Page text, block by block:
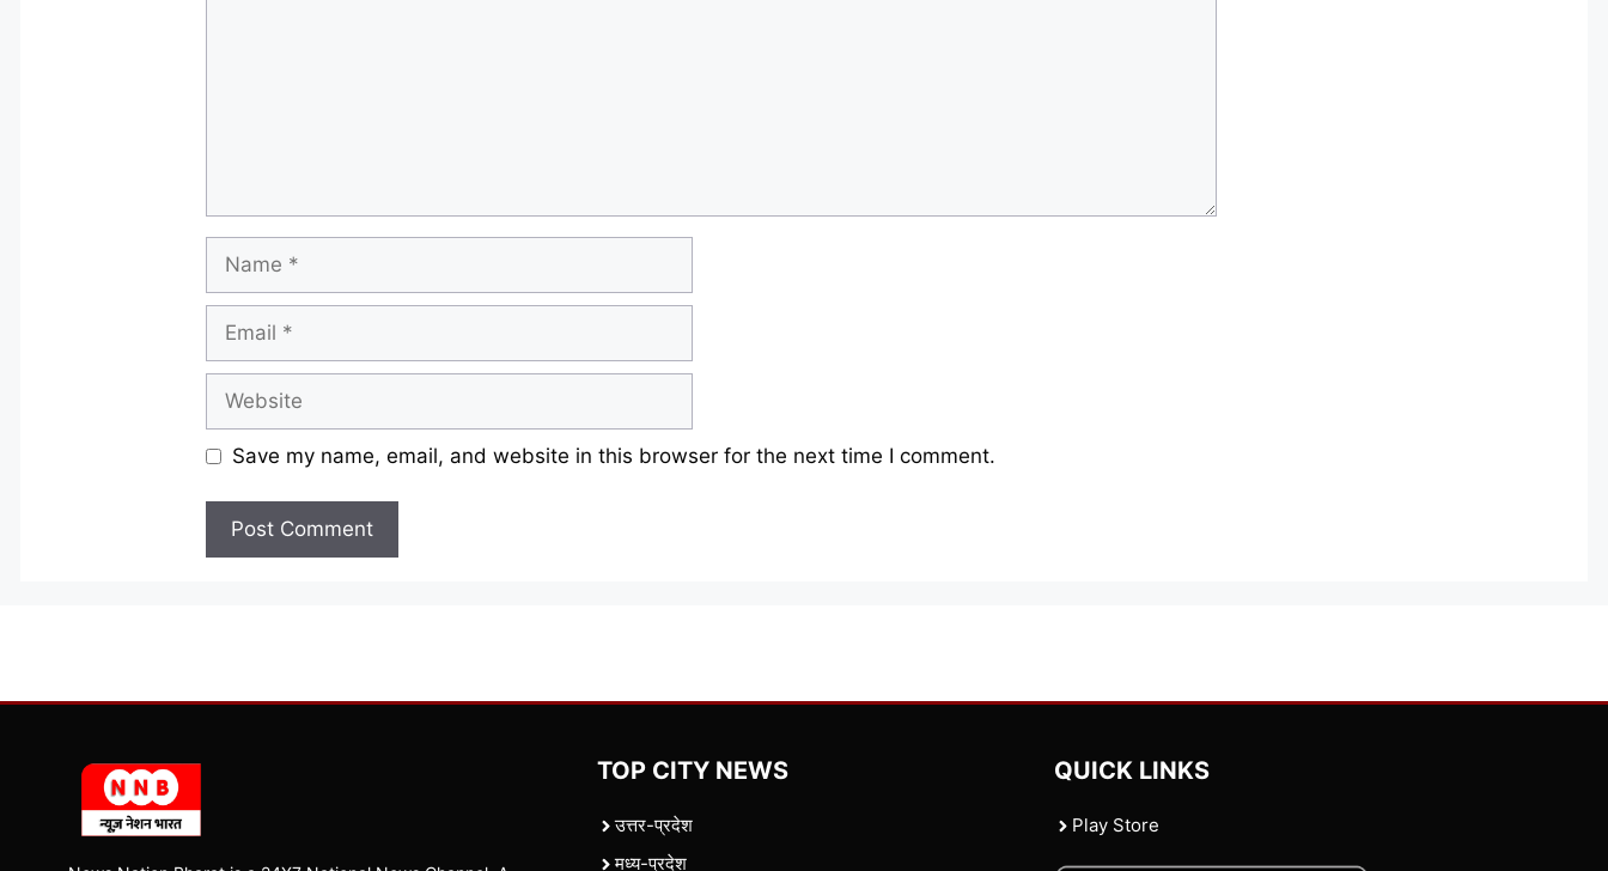
Save my name, email, and website in this browser for the next time I comment.
TOP CITY NEWS
उत्तर-प्रदेश
मध्य-प्रदेश
QUICK LINKS
Play Store